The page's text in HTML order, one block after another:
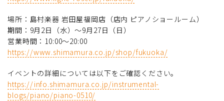
場所：島村楽器 岩田屋福岡店（店内 ピアノショールーム）
期間：9月2日（水）～9月27日（日）
営業時間：10:00〜20:00
https://www.shimamura.co.jp/shop/fukuoka/
イベントの詳細については以下をご確認ください。
https://info.shimamura.co.jp/instrumental-
blogs/piano/piano-0510/